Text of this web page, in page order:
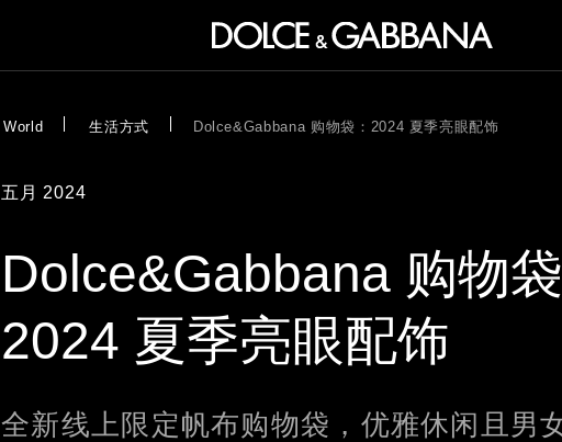
WORLD WORLD
World 生活方式 Dolce&Gabbana 购物袋：2024 夏季亮眼配饰
五月 2024
Dolce&Gabbana 购物袋
2024 夏季亮眼配饰
全新线上限定帆布购物袋，优雅休闲且男